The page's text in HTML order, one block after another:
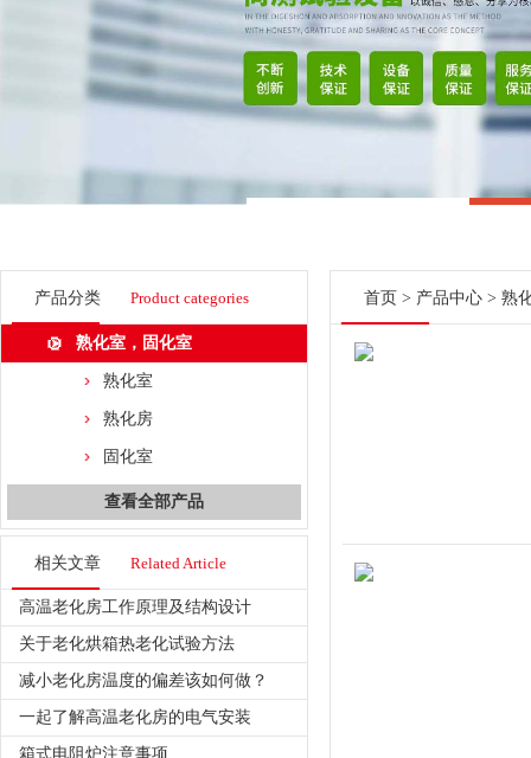
产品分类 Product categories
熟化室，固化室
熟化室
熟化房
固化室
查看全部产品
相关文章 Related Article
高温老化房工作原理及结构设计
关于老化烘箱热老化试验方法
减小老化房温度的偏差该如何做？
一起了解高温老化房的电气安装
箱式电阻炉注意事项
首页 > 产品中心 > 熟